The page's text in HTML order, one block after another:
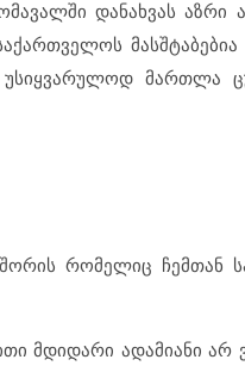
დანახვას აზრი
უსიყვარულოდ მართლა
რომელიც ჩემთან
მდიდარი ადამიანი არ